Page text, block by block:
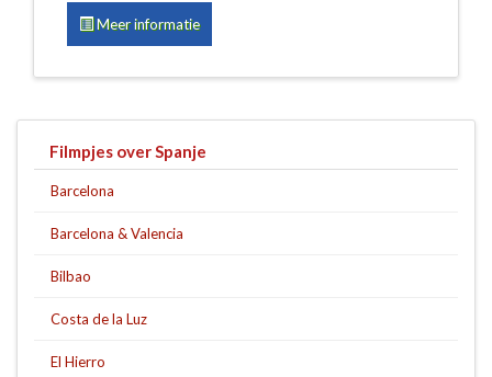
Meer informatie
Filmpjes over Spanje
Barcelona
Barcelona & Valencia
Bilbao
Costa de la Luz
El Hierro